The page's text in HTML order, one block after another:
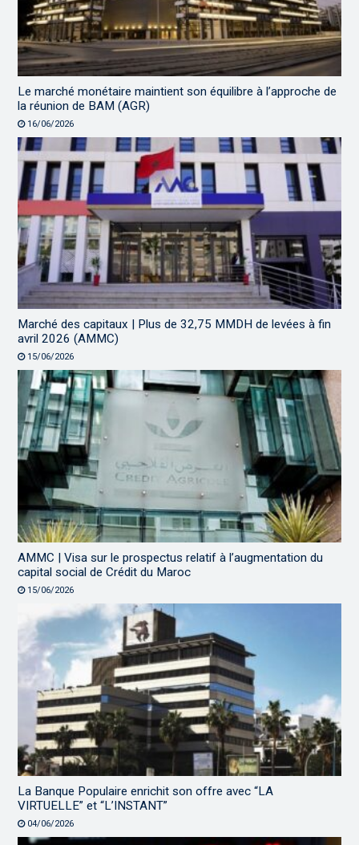
Le marché monétaire maintient son équilibre à l’approche de
la réunion de BAM (AGR)
16/06/2026
Marché des capitaux | Plus de 32,75 MMDH de levées à fin
avril 2026 (AMMC)
15/06/2026
AMMC | Visa sur le prospectus relatif à l’augmentation du
capital social de Crédit du Maroc
15/06/2026
La Banque Populaire enrichit son offre avec “LA
VIRTUELLE” et “L’INSTANT”
04/06/2026